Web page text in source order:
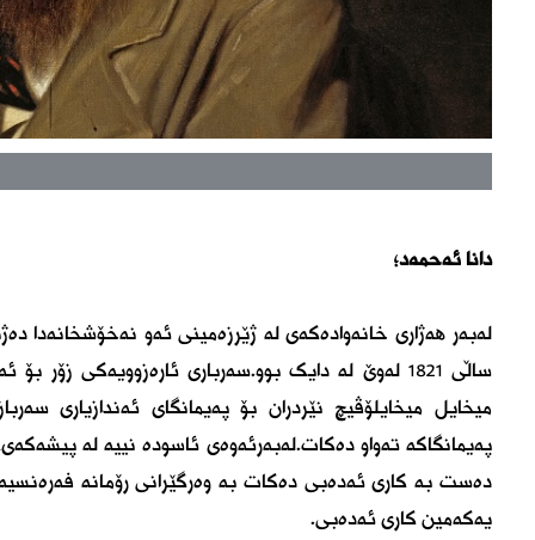
دانا ئەحمەد؛
لەبەر ھەژاری خانەوادەکەی لە ژێرزەمینی ئەو نەخۆشخانەدا
ساڵی ١٨٢١ لەوێ لە دایک بوو.سەرباری ئارەزوویەکی
پەیمانگاکە تەواو دەکات.لەبەرئەوەی ئاسودە نییە لە
دەست بە کاری ئەدەبی دەکات بە وەرگێرانی رۆمانە
یەکەمین کاری ئەدەبی.